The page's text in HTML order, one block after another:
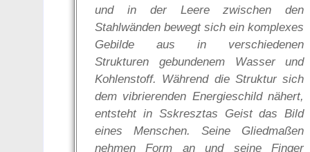
und in der Leere zwischen den
Stahlwänden bewegt sich ein komplexes
Gebilde aus in verschiedenen
Strukturen gebundenem Wasser und
Kohlenstoff. Während die Struktur sich
dem vibrierenden Energieschild nähert,
entsteht in Sskresztas Geist das Bild
eines Menschen. Seine Gliedmaßen
nehmen Form an und seine Finger